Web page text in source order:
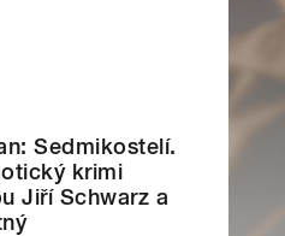
Sedmikostelí.
krimi
Jiří Schwarz a